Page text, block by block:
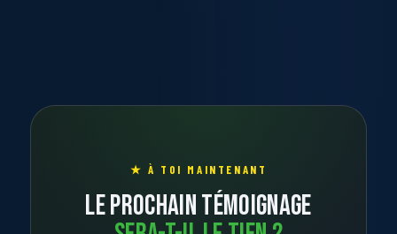
★ À TOI MAINTENANT
LE PROCHAIN TÉMOIGNAGE